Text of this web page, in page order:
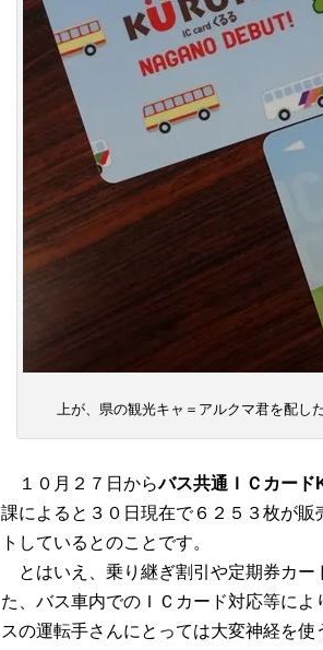
上が、県の観光キャ＝アルクマ君を配し
１０月２７日からバス共通ＩＣカード
課によると３０日現在で６２５３枚が
トしているとのことです。
とはいえ、乗り継ぎ割引や定期券カー
た、バス車内でのＩＣカード対応等に
スの運転手さんにとっては大変神経を使